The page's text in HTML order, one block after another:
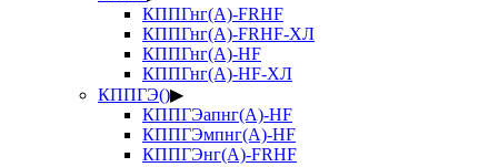
КППГнг(А)-FRHF
КППГнг(А)-FRHF-ХЛ
КППГнг(А)-HF
КППГнг(А)-HF-ХЛ
КППГЭ()▶
КППГЭапнг(А)-HF
КППГЭмпнг(А)-HF
КППГЭнг(А)-FRHF